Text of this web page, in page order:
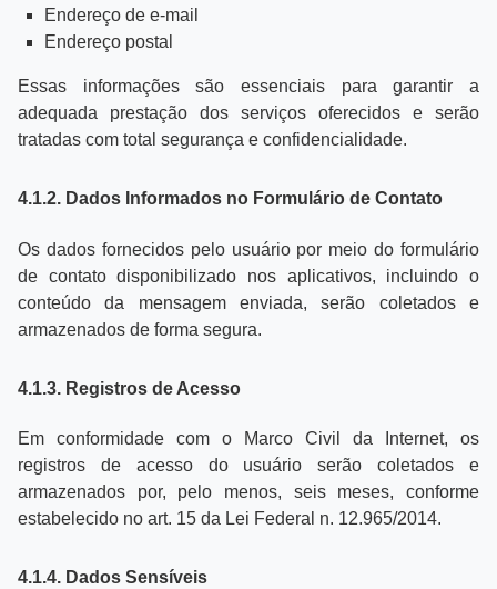
Endereço de e-mail
Endereço postal
Essas informações são essenciais para garantir a
adequada prestação dos serviços oferecidos e serão
tratadas com total segurança e confidencialidade.
4.1.2. Dados Informados no Formulário de Contato
Os dados fornecidos pelo usuário por meio do formulário
de contato disponibilizado nos aplicativos, incluindo o
conteúdo da mensagem enviada, serão coletados e
armazenados de forma segura.
4.1.3. Registros de Acesso
Em conformidade com o Marco Civil da Internet, os
registros de acesso do usuário serão coletados e
armazenados por, pelo menos, seis meses, conforme
estabelecido no art. 15 da Lei Federal n. 12.965/2014.
4.1.4. Dados Sensíveis